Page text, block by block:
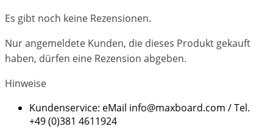
Es gibt noch keine Rezensionen.
Nur angemeldete Kunden, die dieses Produkt gekauft
haben, dürfen eine Rezension abgeben.
Hinweise
Kundenservice: eMail info@maxboard.com / Tel.
+49 (0)381 4611924